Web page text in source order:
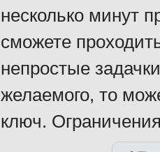
несколько минут
сможете
непростые
желаемого, то
ключ.